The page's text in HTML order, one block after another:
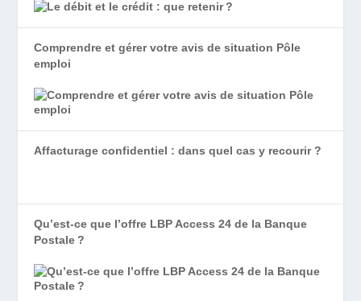
Comprendre et gérer votre avis de situation Pôle
emploi
Affacturage confidentiel : dans quel cas y recourir ?
Qu’est-ce que l’offre LBP Access 24 de la Banque
Postale ?